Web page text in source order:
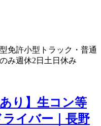
免許小型トラック・普通
み週休2日 土日休み
り】生コン等
イバー｜長野